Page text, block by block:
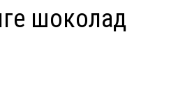
шоколад